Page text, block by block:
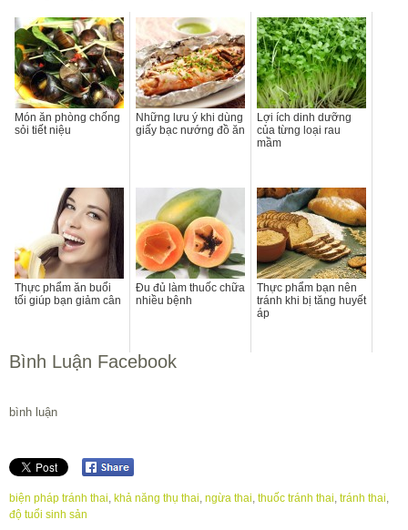
Món ăn phòng chống
sỏi tiết niệu
Những lưu ý khi dùng
giấy bạc nướng đồ ăn
Lợi ích dinh dưỡng
của từng loại rau
mầm
Thực phẩm ăn buổi
tối giúp bạn giảm cân
Đu đủ làm thuốc chữa
nhiều bệnh
Thực phẩm bạn nên
tránh khi bị tăng huyết
áp
Bình Luận Facebook
bình luận
biện pháp tránh thai, khả năng thụ thai, ngừa thai, thuốc tránh thai, tránh thai,
độ tuổi sinh sản